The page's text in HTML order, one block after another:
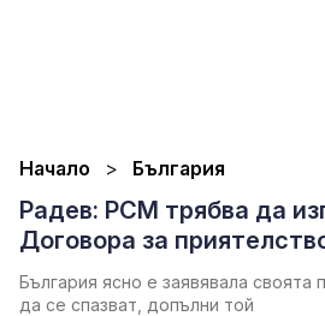
Начало България
Радев: РСМ трябва да
Договора за
България ясно е заявявала своята
да се спазват, допълни той